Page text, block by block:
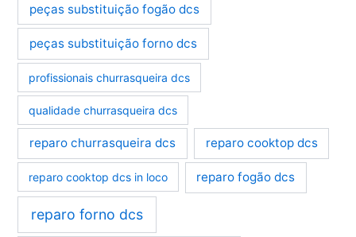
peças substituição fogão dcs
peças substituição forno dcs
profissionais churrasqueira dcs
qualidade churrasqueira dcs
reparo churrasqueira dcs reparo cooktop dcs
reparo cooktop dcs in loco reparo fogão dcs
reparo forno dcs